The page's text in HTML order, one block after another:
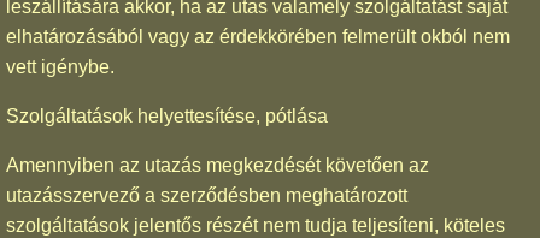
leszállítására akkor, ha az utas valamely szolgáltatást saját
elhatározásából vagy az érdekkörében felmerült okból nem
vett igénybe.
Szolgáltatások helyettesítése, pótlása
Amennyiben az utazás megkezdését követően az
utazásszervező a szerződésben meghatározott
szolgáltatások jelentős részét nem tudja teljesíteni, köteles